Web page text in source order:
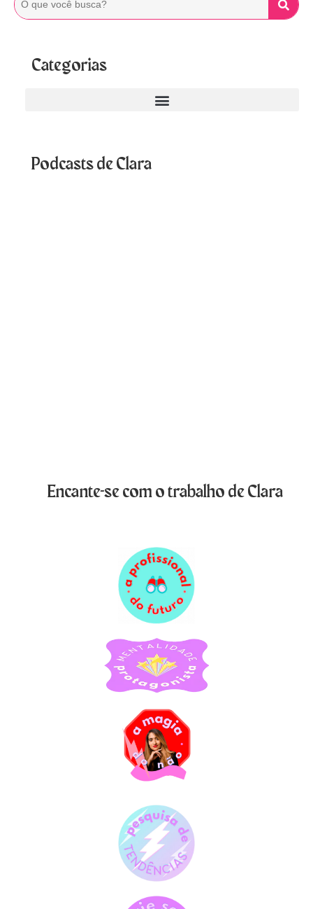
Categorias
Podcasts de Clara
Encante-se com o trabalho de Clara